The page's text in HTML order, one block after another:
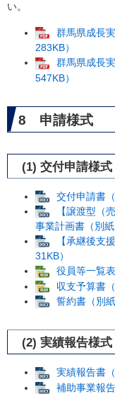
い。
群馬県成長
283KB）
群馬県成長
547KB）
8 申請様式
(1) 交付申請様式
交付申請書
【譲渡型（
事業計画書（別
【承継後支
31KB）
役員等一覧
収支予算書
誓約書（別
(2) 実績報告様式
実績報告書
補助事業報